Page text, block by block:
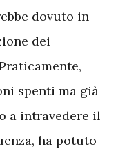
dovuto in
dei
spenti ma già
a intravedere il
ha potuto